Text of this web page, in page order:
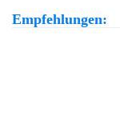
Empfehlungen: